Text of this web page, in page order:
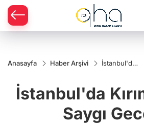
Anasayfa Haber Arşivi
İstanbul'da
Gecesi
İstanbul'da
Saygı